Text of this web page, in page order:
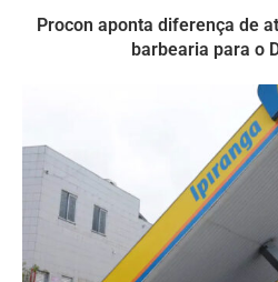
Procon aponta diferença de
barbearia para o